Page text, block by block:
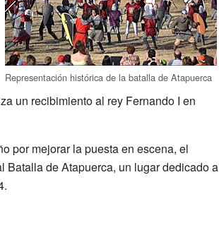
Representación histórica de la batalla de Atapuerca
un recibimiento al rey Fernando I en
por mejorar la puesta en escena, el
Batalla de Atapuerca, un lugar dedicado a